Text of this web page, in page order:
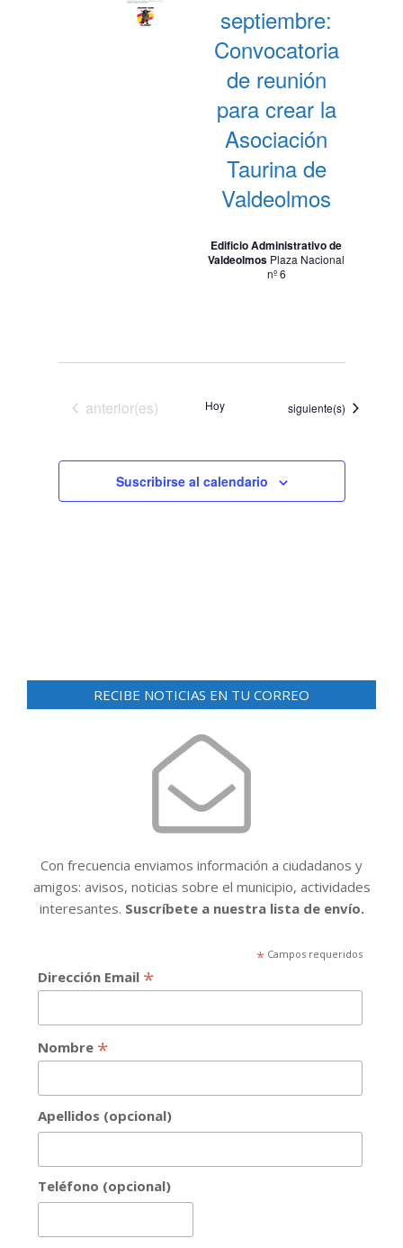
septiembre:
Convocatoria
de reunión
para crear la
Asociación
Taurina de
Valdeolmos
Edificio Administrativo de
Valdeolmos Plaza Nacional
nº 6
Eventos
anterior(es) Hoy Eventos
siguiente(s)
Suscribirse al calendario
RECIBE NOTICIAS EN TU CORREO
Con frecuencia enviamos información a ciudadanos y
amigos: avisos, noticias sobre el municipio, actividades
interesantes. Suscríbete a nuestra lista de envío.
*Campos requeridos
Dirección Email *
Nombre *
Apellidos (opcional)
Teléfono (opcional)